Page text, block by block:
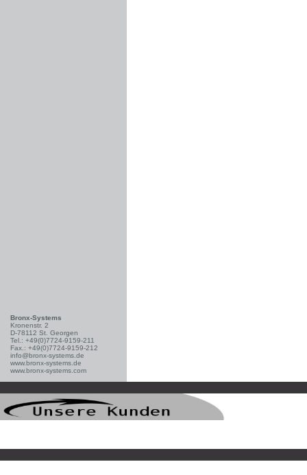
Bronx-Systems
Kronenstr. 2
D-78112 St. Georgen
Tel.: +49(0)7724-9159-211
Fax.: +49(0)7724-9159-212
info@bronx-systems.de
www.bronx-systems.de
www.bronx-systems.com